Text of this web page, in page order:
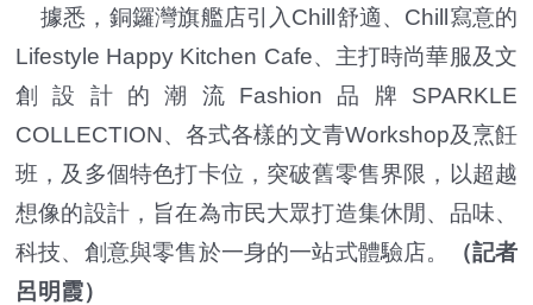
據悉，銅鑼灣旗艦店引入Chill舒適、Chill寫意的
Lifestyle Happy Kitchen Cafe、主打時尚華服及文
創設計的潮流Fashion品牌SPARKLE
COLLECTION、各式各樣的文青Workshop及烹飪
班，及多個特色打卡位，突破舊零售界限，以超越
想像的設計，旨在為市民大眾打造集休閒、品味、
科技、創意與零售於一身的一站式體驗店。
（記者
呂明霞）